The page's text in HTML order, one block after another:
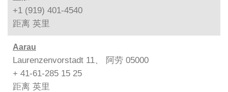
+1 (919) 401-4540
距离 英里
Aarau
Laurenzenvorstadt 11、 阿劳 05000
+ 41-61-285 15 25
距离 英里